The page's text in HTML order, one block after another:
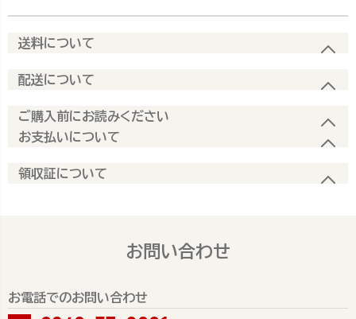
送料について
配送について
ご購入前にお読みください
お支払いについて
領収証について
お問い合わせ
お電話でのお問い合わせ